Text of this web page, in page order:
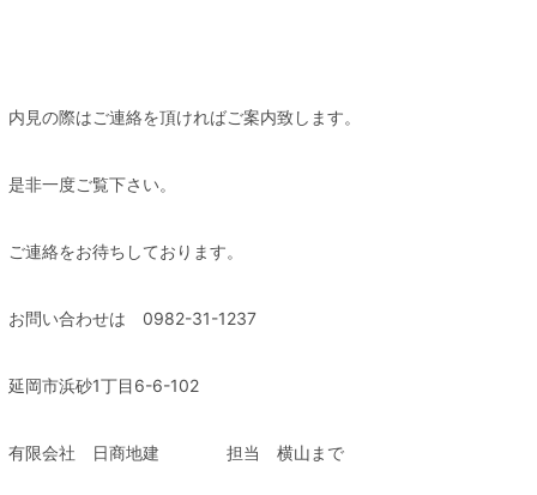
内見の際はご連絡を頂ければご案内致します。
是非一度ご覧下さい。
ご連絡をお待ちしております。
お問い合わせは 0982-31-1237
延岡市浜砂1丁目6-6-102
有限会社 日商地建 担当 横山まで